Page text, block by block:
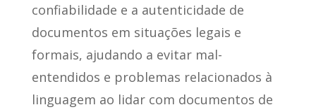
confiabilidade e a autenticidade de
documentos em situações legais e
formais, ajudando a evitar mal-
entendidos e problemas relacionados à
linguagem ao lidar com documentos de